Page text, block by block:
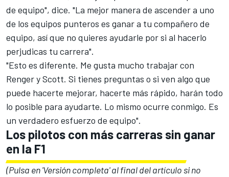
de equipo", dice. "La mejor manera de ascender a uno
de los equipos punteros es ganar a tu compañero de
equipo, así que no quieres ayudarle por si al hacerlo
perjudicas tu carrera".
"Esto es diferente. Me gusta mucho trabajar con
Renger y Scott. Si tienes preguntas o si ven algo que
puede hacerte mejorar, hacerte más rápido, harán todo
lo posible para ayudarte. Lo mismo ocurre conmigo. Es
un verdadero esfuerzo de equipo".
Los pilotos con más carreras sin ganar
en la F1
(Pulsa en 'Versión completa' al final del artículo si no